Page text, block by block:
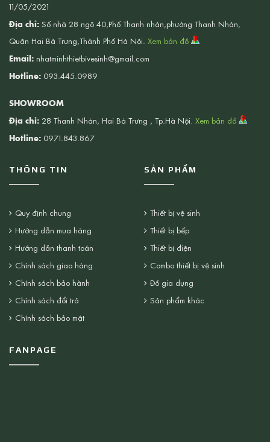
11/05/2021
Địa chỉ: Số nhà 28 ngõ 40,Phố Thanh nhàn,phường Thanh Nhàn,
Quận Hai Bà Trưng,Thành Phố Hà Nội. Xem bản đồ
Email: nhatminhthietbivesinh@gmail.com
Hotline: 093.445.0989
SHOWROOM
Địa chỉ: 28 Thanh Nhàn, Hai Bà Trưng , Tp.Hà Nội. Xem bản đồ
Hotline: 0971.843.867
THÔNG TIN
Quy định chung
Hướng dẫn mua hàng
Hướng dẫn thanh toán
Chính sách giao hàng
Chính sách bảo hành
Chính sách đổi trả
Chính sách bảo mật
SẢN PHẨM
Thiết bị vệ sinh
Thiết bị bếp
Thiết bị điện
Combo thiết bị vệ sinh
Đồ gia dụng
Sản phẩm khác
FANPAGE